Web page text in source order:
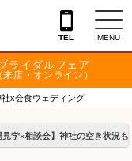
TEL MENU
ライダルフェア
来店・オンライン）
x会食ウェディング
見学×相談会】神社の空き状況